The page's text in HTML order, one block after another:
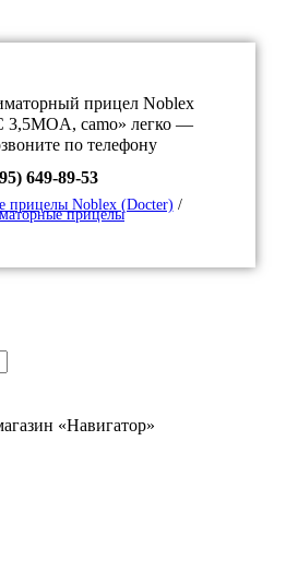
прицел Noblex
3,5MOA, camo» легко —
по телефону
649-89-53
прицелы Noblex (Docter) /
прицелы
«Навигатор»